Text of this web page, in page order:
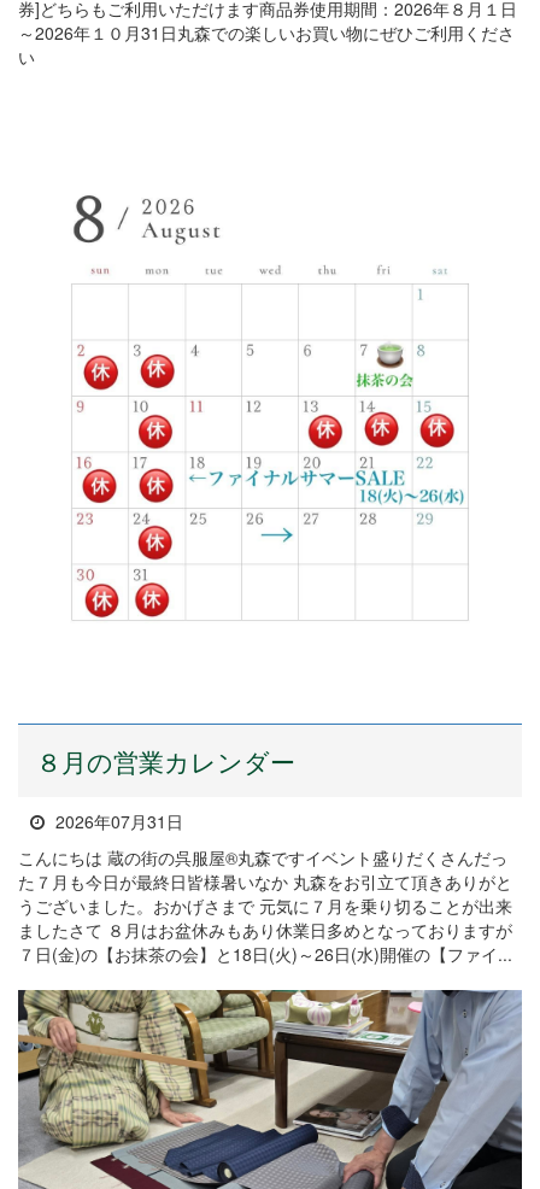
券]どちらもご利用いただけます商品券使用期間：2026年８月１日
～2026年１０月31日丸森での楽しいお買い物にぜひご利用くださ
い
８月の営業カレンダー
2026年07月31日
こんにちは 蔵の街の呉服屋®丸森ですイベント盛りだくさんだっ
た７月も今日が最終日皆様暑いなか 丸森をお引立て頂きありがと
うございました。おかげさまで 元気に７月を乗り切ることが出来
ましたさて ８月はお盆休みもあり休業日多めとなっておりますが
７日(金)の【お抹茶の会】と18日(火)～26日(水)開催の【ファイ...